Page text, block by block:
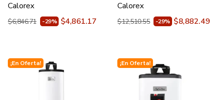
Calorex
$6,846.71 -29% $4,861.17
Calorex
$12,510.55 -29% $8,882.49
¡En Oferta! ¡En Oferta!